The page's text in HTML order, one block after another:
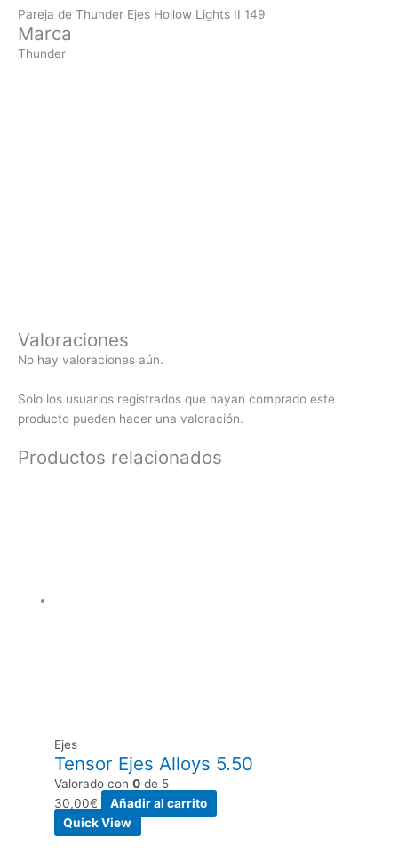
Pareja de Thunder Ejes Hollow Lights II 149
Marca
Thunder
Valoraciones
No hay valoraciones aún.
Solo los usuarios registrados que hayan comprado este
producto pueden hacer una valoración.
Productos relacionados
Ejes
Tensor Ejes Alloys 5.50
Valorado con0 de 5
30,00€
Añadir al carrito
Quick View